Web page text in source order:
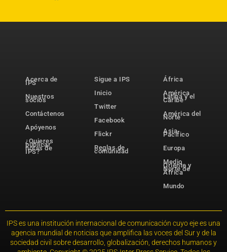
Acerca de
IPS
Nuestros
socios
Contáctenos
Apóyenos
¿Quieres
publicar
notas de
IPS?
Sigue a IPS
Inicio
Twitter
Facebook
Flickr
Reglas de
comunidad
África
América
Latina y el
Caribe
América del
Norte
Asia-
Pacífico
Europa
Medio
Oriente y
Norte de
África
Mundo
IPS es una institución internacional de comunicación cuyo eje es una
agencia mundial de noticias que amplifica las voces del Sur y de la
sociedad civil sobre desarrollo, globalización, derechos humanos y